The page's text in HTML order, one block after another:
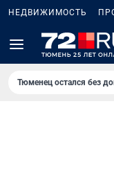
НЕДВИЖИМОСТЬ
Тюменец остался без